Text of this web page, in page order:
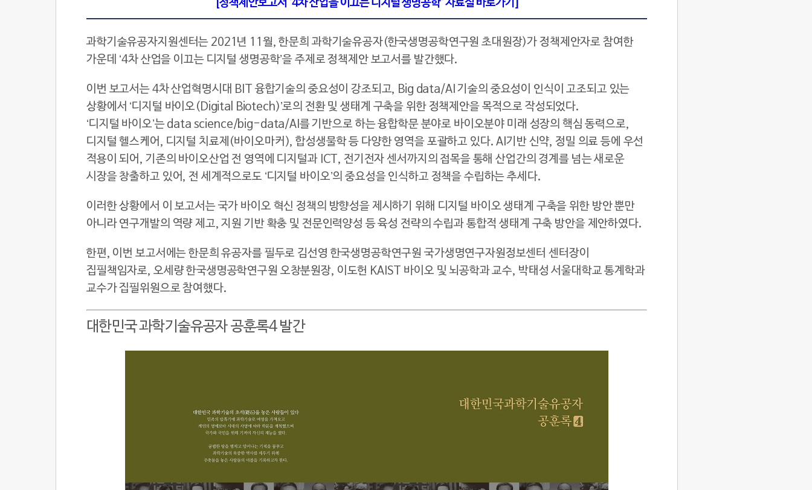
[정책제안보고서 '4차 산업을 이끄는 디지털 생명공학' 자료실 바로가기
과학기술유공자지원센터는 2021년 11월, 한문희 과학기술유공자(한국생명공학연구원 초대원장)가 정책제안자로 참여한
가운데 ‘4차 산업을 이끄는 디지털 생명공학’을 주제로 정책제안 보고서를 발간했다.
이번 보고서는 4차 산업혁명시대 BIT 융합기술의 중요성이 강조되고, Big data/AI 기술의 중요성이 인식이 고조되고 있는
상황에서 ‘디지털 바이오(Digital Biotech)’로의 전환 및 생태계 구축을 위한 정책제안을 목적으로 작성되었다.
‘디지털 바이오’는 data science/big-data/AI를 기반으로 하는 융합학문 분야로 바이오분야 미래 성장의 핵심 동력으로,
디지털 헬스케어, 디지털 치료제(바이오마커), 합성생물학 등 다양한 영역을 포괄하고 있다. AI기반 신약, 정밀 의료 등에 우선
적용이 되어, 기존의 바이오산업 전 영역에 디지털과 ICT, 전기전자 센서까지의 접목을 통해 산업간의 경계를 넘는 새로운
시장을 창출하고 있어, 전 세계적으로도 ‘디지털 바이오’의 중요성을 인식하고 정책을 수립하는 추세다.
이러한 상황에서 이 보고서는 국가 바이오 혁신 정책의 방향성을 제시하기 위해 디지털 바이오 생태계 구축을 위한 방안 뿐만
아니라 연구개발의 역량 제고, 지원 기반 확충 및 전문인력양성 등 육성 전략의 수립과 통합적 생태계 구축 방안을 제안하였다.
한편, 이번 보고서에는 한문희 유공자를 필두로 김선영 한국생명공학연구원 국가생명연구자원정보센터 센터장이
집필책임자로, 오세량 한국생명공학연구원 오창분원장, 이도헌 KAIST 바이오 및 뇌공학과 교수, 박태성 서울대학교 통계학과
교수가 집필위원으로 참여했다.
대한민국 과학기술유공자 공훈록4 발간